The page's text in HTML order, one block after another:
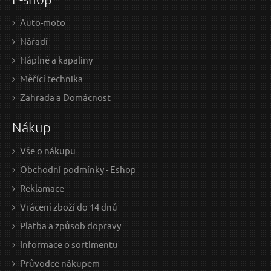
271.9 Kč bez DPH
Skladem
Stlačovák brzdových pístů MECHANIC BRAKE ONE
Auto-moto
Nářadí
Náplně a kapaliny
Měřící technika
Zahrada a Domácnost
Nákup
Vše o nákupu
Obchodní podmínky - Eshop
Reklamace
Vrácení zboží do 14 dnů
Platba a způsob dopravy
Informace o sortimentu
Průvodce nákupem